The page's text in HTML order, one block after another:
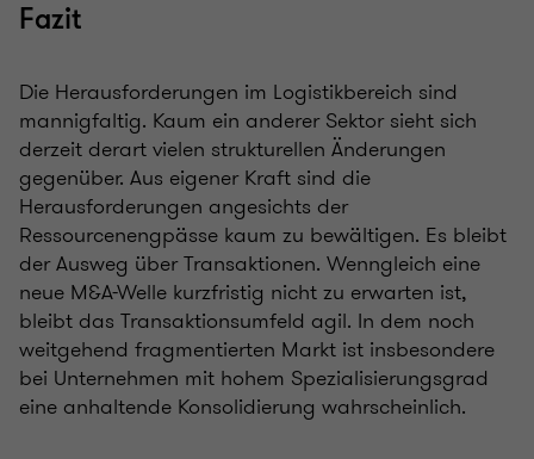
Fazit
Die Herausforderungen im Logistikbereich sind
mannigfaltig. Kaum ein anderer Sektor sieht sich
derzeit derart vielen strukturellen Änderungen
gegenüber. Aus eigener Kraft sind die
Herausforderungen angesichts der
Ressourcenengpässe kaum zu bewältigen. Es bleibt
der Ausweg über Transaktionen. Wenngleich eine
neue M&A-Welle kurzfristig nicht zu erwarten ist,
bleibt das Transaktionsumfeld agil. In dem noch
weitgehend fragmentierten Markt ist insbesondere
bei Unternehmen mit hohem Spezialisierungsgrad
eine anhaltende Konsolidierung wahrscheinlich.